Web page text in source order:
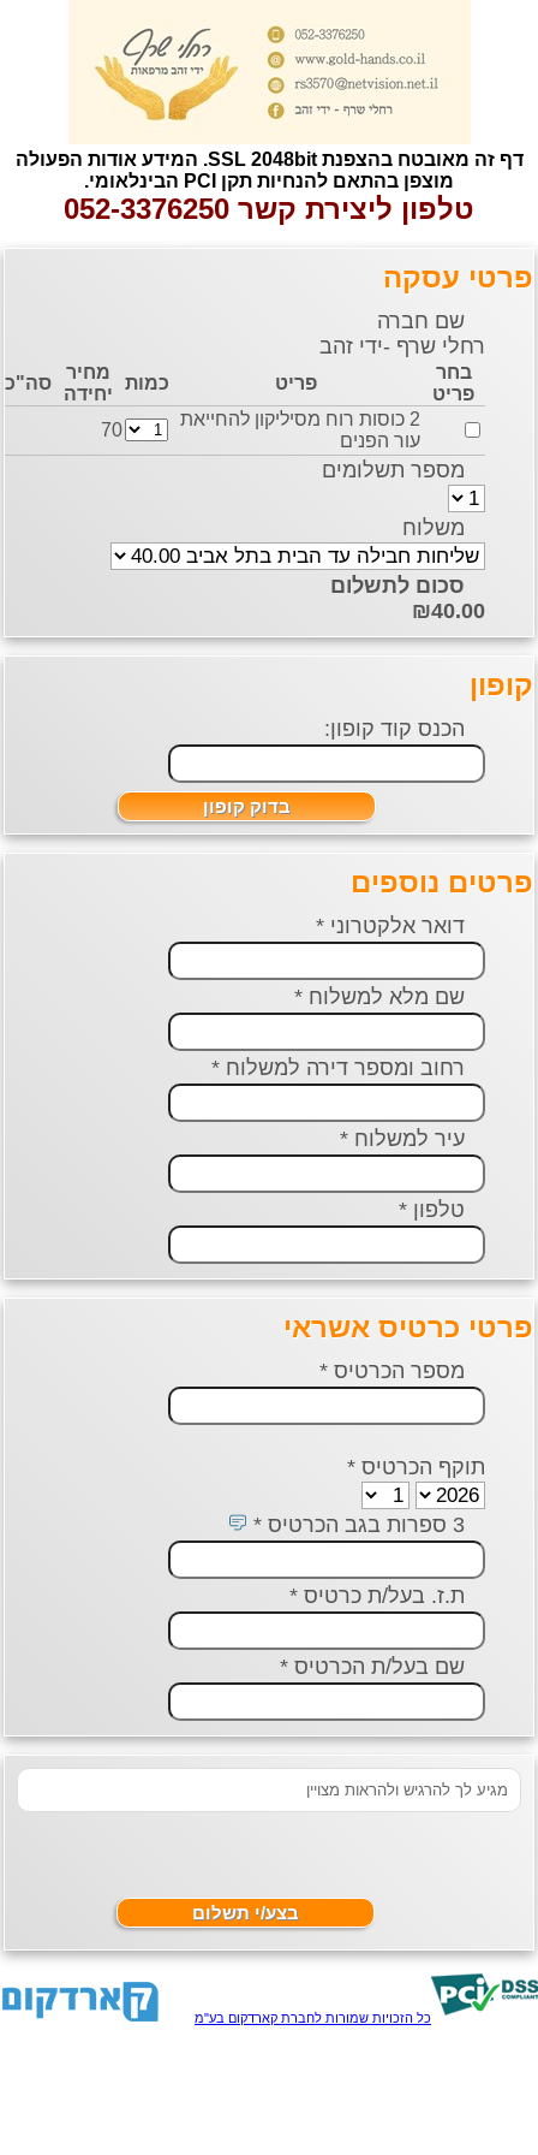
דף זה מאובטח בהצפנת SSL 2048bit. המידע אודות הפעולה
מוצפן בהתאם להנחיות תקן PCI הבינלאומי.
טלפון ליצירת קשר 052-3376250
עסקה
רחלי שרף -ידי זהב
כמות
מחיר
יחידה
סה"כ
2 כוסות רוח מסיליקון להחייאת
עור הפנים
70
מספר תשלומים
משלוח
₪40.00
הכנס קוד קופון:
נוספים
דואר אלקטרוני *
שם מלא למשלוח *
רחוב ומספר דירה למשלוח *
עיר למשלוח *
טלפון *
כרטיס אשראי
מספר הכרטיס *
תוקף הכרטיס *
ת.ז. בעל/ת כרטיס *
שם בעל/ת הכרטיס *
לך להרגיש ולהראות מצויין
כל הזכויות שמורות לחברת קארדקום בע"מ